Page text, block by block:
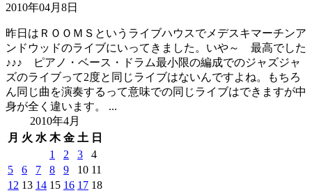
2010年04月8日
昨日はＲＯＯＭＳというライブハウスでメデスキマーチンア
ンドウッドのライブにいってきました。いや～ 最高でした
♪♪♪ ピアノ・ベース・ドラム最小限の編成でのジャズジャ
ズのライブって2度と同じライブはないんですよね。もちろ
ん同じ曲を演奏するって意味での同じライブはできますが中
身が全く違います。 ...
2010年4月
月 火 水 木 金 土 日
1
2 3
4
5
6 7 8 9 10 11
12 13 14 15 16 17 18